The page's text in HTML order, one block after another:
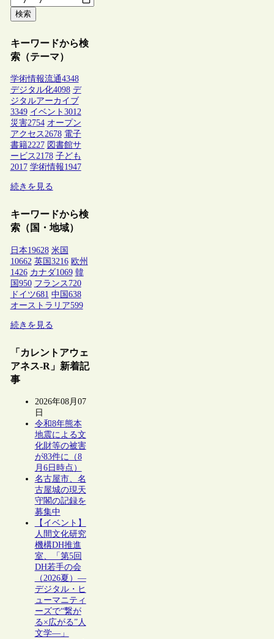
検索
キーワードから検
索（テーマ）
学術情報流通4348
デジタル化4098 デ
ジタルアーカイブ
3349 イベント 3012
災害2754 オープン
アクセス2678 電子
書籍2227 図書館サ
ービス2178 子ども
2017 学術情報1947
続きを見る
キーワードから検
索（国・地域）
日本19628 米国
10662 英国 3216 欧州
1426 カナダ1069 韓
国 950 フランス 720
ドイツ681 中国 638
オーストラリア599
続きを見る
「カレントアウェ
アネス-R」新着記
事
2026年08月07
日
令和8年熊本
地震による文
化財等の被害
が83件に（8
月6日時点）
名古屋市、名
古屋城の現天
守閣の記録を
募集中
【イベント】
人間文化研究
機構DH推進
室、「第5回
DH若手の会
（2026夏）―
デジタル・ヒ
ューマニティ
ーズで“繋が
る×広がる”人
文学―」